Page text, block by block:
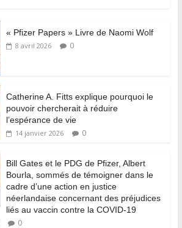
« Pfizer Papers » Livre de Naomi Wolf
8 avril 2026 0
Catherine A. Fitts explique pourquoi le
pouvoir chercherait à réduire
l’espérance de vie
14 janvier 2026 0
Bill Gates et le PDG de Pfizer, Albert
Bourla, sommés de témoigner dans le
cadre d’une action en justice
néerlandaise concernant des préjudices
liés au vaccin contre la COVID-19
0